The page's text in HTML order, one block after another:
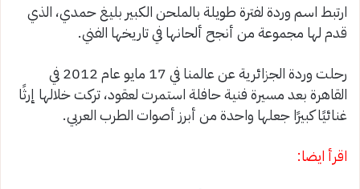
ارتبط اسم وردة لفترة طويلة بالملحن الكبير بليغ حمدي، الذي
قدم لها مجموعة من أنجح ألحانها في تاريخها الفني.
رحلت وردة الجزائرية عن عالمنا في 17 مايو عام 2012 في
القاهرة بعد مسيرة فنية حافلة استمرت لعقود، تركت خلالها إرثًا
غنائيًا كبيرًا جعلها واحدة من أبرز أصوات الطرب العربي.
اقرأ ايضا: